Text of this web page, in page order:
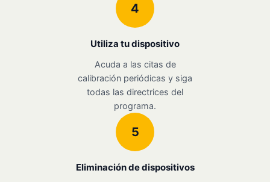
4
Utiliza tu dispositivo
Acuda a las citas de
calibración periódicas y siga
todas las directrices del
programa.
5
Eliminación de dispositivos